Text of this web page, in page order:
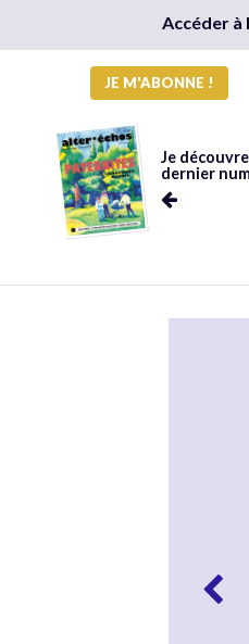
Accéder à
JE M'ABONNE !
Je
dernier